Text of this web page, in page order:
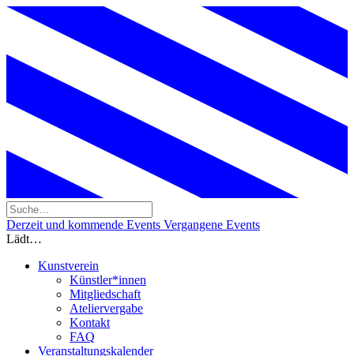
Derzeit und kommende Events Vergangene Events
Lädt…
Kunstverein
Künstler*innen
Mitgliedschaft
Ateliervergabe
Kontakt
FAQ
Veranstaltungskalender